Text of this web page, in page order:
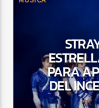
PARA
DEL